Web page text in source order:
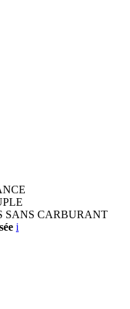
SANS CARBURANT
i